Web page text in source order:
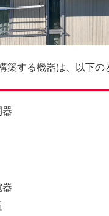
築する機器は、以下の
器
器